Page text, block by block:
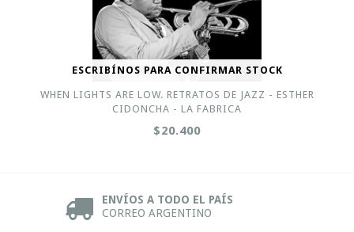
ESCRIBÍNOS PARA CONFIRMAR STOCK
WHEN LIGHTS ARE LOW. RETRATOS DE JAZZ - ESTHER
CIDONCHA - LA FABRICA
$20.400
ENVÍOS A TODO EL PAÍS
CORREO ARGENTINO